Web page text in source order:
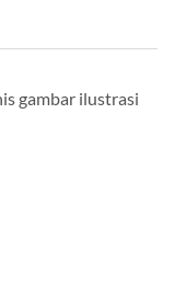
gambar ilustrasi